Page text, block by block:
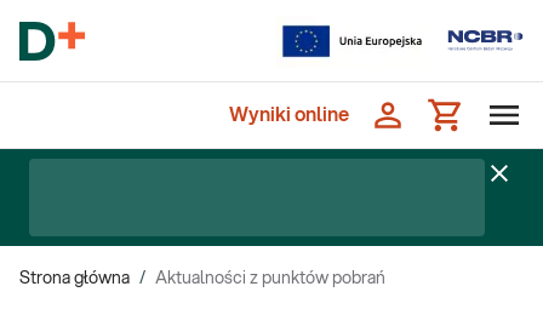
Wyniki online
Strona główna / Aktualności z punktów pobrań